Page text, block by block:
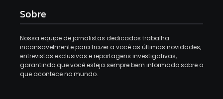
Sobre
Nossa equipe de jornalistas dedicados trabalha
incansavelmente para trazer a você as últimas novidades,
entrevistas exclusivas e reportagens investigativas,
garantindo que você esteja sempre bem informado sobre o
que acontece no mundo.